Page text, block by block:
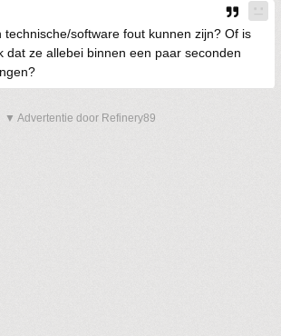
technische/software fout kunnen zijn? Of is
dat ze allebei binnen een paar seconden
▼ Advertentie door Refinery89